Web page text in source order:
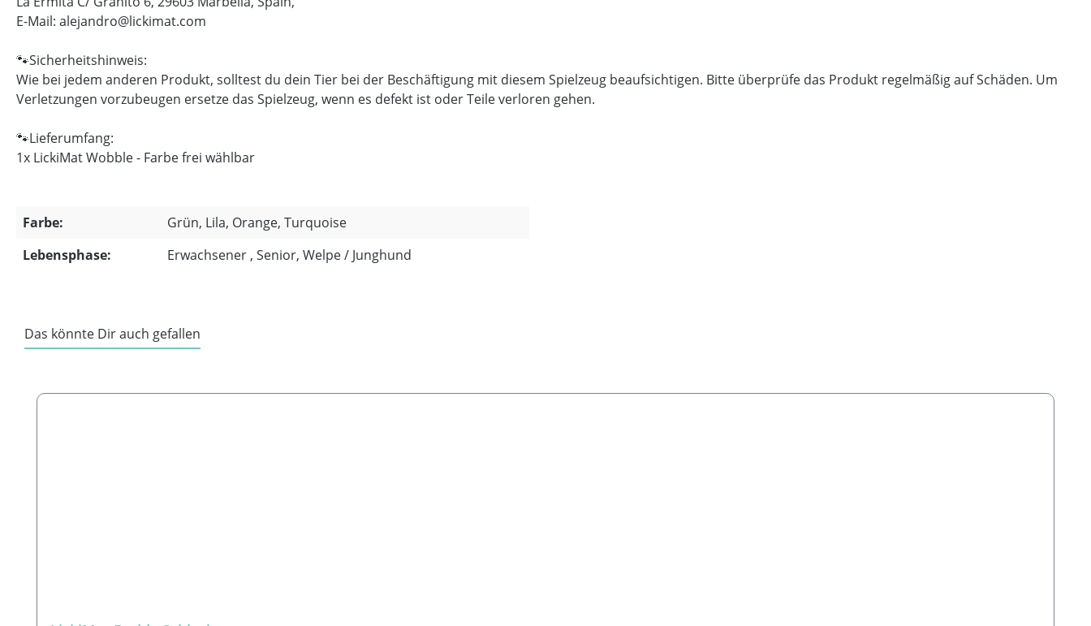
E-Mail: alejandro@lickimat.com
🐾Sicherheitshinweis:
Wie bei jedem anderen Produkt, solltest du dein Tier bei der Beschäftigung mit diesem Spielzeug beaufsichtigen. Bitte überprüfe das Produkt regelmäßig auf Schäden. Um
Verletzungen vorzubeugen ersetze das Spielzeug, wenn es defekt ist oder Teile verloren gehen.
🐾Lieferumfang:
1x LickiMat Wobble - Farbe frei wählbar
Farbe:
Grün, Lila, Orange, Turquoise
Lebensphase:
Erwachsener , Senior, Welpe / Junghund
Das könnte Dir auch gefallen